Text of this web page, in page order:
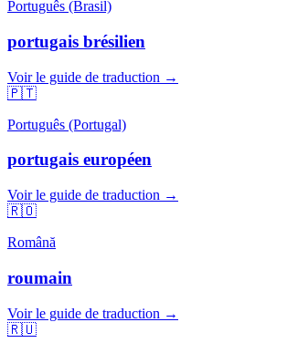
Português (Brasil)
portugais brésilien
Voir le guide de traduction →
🇵🇹
Português (Portugal)
portugais européen
Voir le guide de traduction →
🇷🇴
Română
roumain
Voir le guide de traduction →
🇷🇺